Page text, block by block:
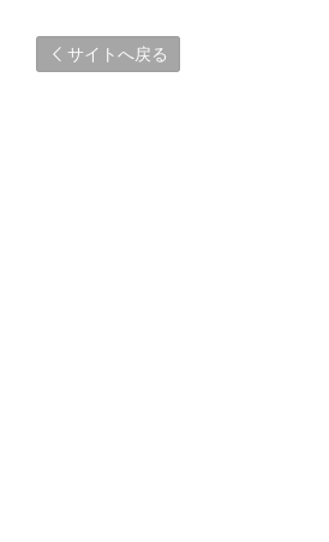
サイトへ戻る